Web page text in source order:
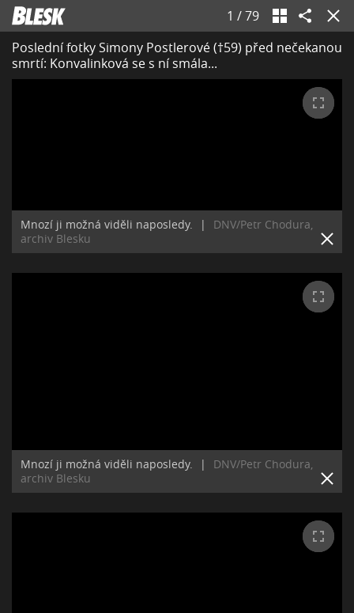
1 /79
Poslední fotky Simony Postlerové (†59) před nečekanou
smrtí: Konvalinková se s ní smála...
Mnozí ji možná viděli naposledy. |
DNV/Petr Chodura,
archiv Blesku
Mnozí ji možná viděli naposledy. |
DNV/Petr Chodura,
archiv Blesku